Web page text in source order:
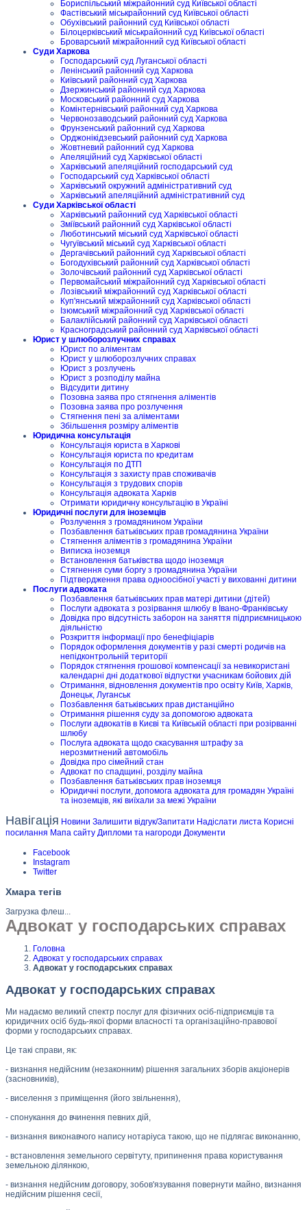
Бориспільський міжрайонний суд Київської області
Фастівський міськрайонний суд Київської області
Обухівський районний суд Київської області
Білоцерківський міськрайонний суд Київської області
Броварський міжрайонний суд Київської області
Суди Харкова
Господарський суд Луганської області
Ленінський районний суд Харкова
Київський районний суд Харкова
Дзержинський районний суд Харкова
Московський районний суд Харкова
Комінтернівський районний суд Харкова
Червонозаводський районний суд Харкова
Фрунзенський районний суд Харкова
Орджонікідзевський районний суд Харкова
Жовтневий районний суд Харкова
Апеляційний суд Харківської області
Харківський апеляційний господарський суд
Господарський суд Харківської області
Харківський окружний адміністративний суд
Харківський апеляційний адміністративний суд
Суди Харківської області
Харківський районний суд Харківської області
Зміївський районний суд Харківської області
Люботинський міський суд Харківської області
Чугуївський міський суд Харківської області
Дергачівський районний суд Харківської області
Богодухівський районний суд Харківської області
Золочівський районний суд Харківської області
Первомайський міжрайонний суд Харківської області
Лозівський міжрайонний суд Харківської області
Куп'янський міжрайонний суд Харківської області
Ізюмський міжрайонний суд Харківської області
Балаклійський районний суд Харківської області
Красноградський районний суд Харківської області
Юрист у шлюборозлучних справах
Юрист по аліментам
Юрист у шлюборозлучних справах
Юрист з розлучень
Юрист з розподілу майна
Відсудити дитину
Позовна заява про стягнення аліментів
Позовна заява про розлучення
Стягнення пені за аліментами
Збільшення розміру аліментів
Юридична консультація
Консультація юриста в Харкові
Консультація юриста по кредитам
Консультація по ДТП
Консультація з захисту прав споживачів
Консультація з трудових спорів
Консультація адвоката Харків
Отримати юридичну консультацію в Україні
Юридичні послуги для іноземців
Розлучення з громадянином України
Позбавлення батьківських прав громадянина України
Стягнення аліментів з громадянина України
Виписка іноземця
Встановлення батьківства щодо іноземця
Стягнення суми боргу з громадянина України
Підтвердження права одноосібної участі у вихованні дитини
Послуги адвоката
Позбавлення батьківських прав матері дитини (дітей)
Послуги адвоката з розірвання шлюбу в Івано-Франківську
Довідка про відсутність заборон на заняття підприємницькою
діяльністю
Розкриття інформації про бенефіціарів
Порядок оформлення документів у разі смерті родичів на
непідконтрольній території
Порядок стягнення грошової компенсації за невикористані
календарні дні додаткової відпустки учасникам бойових дій
Отримання, відновлення документів про освіту Київ, Харків,
Донецьк, Луганськ
Позбавлення батьківських прав дистанційно
Отримання рішення суду за допомогою адвоката
Послуги адвокатів в Києві та Київській області при розірванні
шлюбу
Послуга адвоката щодо скасування штрафу за
нерозмитнений автомобіль
Довідка про сімейний стан
Адвокат по спадщині, розділу майна
Позбавлення батьківських прав іноземця
Юридичні послуги, допомога адвоката для громадян Україні
та іноземців, які виїхали за межі України
Навігація Новини Залишити відгук/Запитати Надіслати листа Корисні
посилання Мапа сайту Дипломи та нагороди Документи
Facebook
Instagram
Twitter
Хмара тегів
Загрузка флеш...
Адвокат у господарських справах
Головна
Адвокат у господарських справах
Адвокат у господарських справах
Адвокат у господарських справах
Ми надаємо великий спектр послуг для фізичних осіб-підприємців та
юридичних осіб будь-якої форми власності та організаційно-правової
форми у господарських справах.
Це такі справи, як:
- визнання недійсним (незаконним) рішення загальних зборів акціонерів
(засновників),
- виселення з приміщення (його звільнення),
- спонукання до вчинення певних дій,
- визнання виконавчого напису нотаріуса такою, що не підлягає виконанню,
- встановлення земельного сервітуту, припинення права користування
земельною ділянкою,
- визнання недійсним договору, зобов'язування повернути майно, визнання
недійсним рішення сесії,